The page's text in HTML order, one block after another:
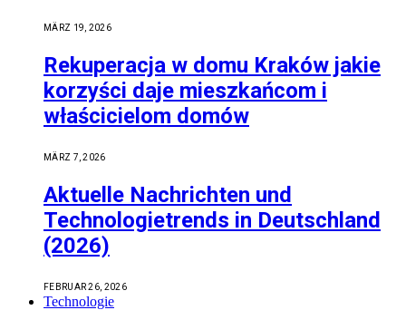
MÄRZ 19, 2026
Rekuperacja w domu Kraków jakie
korzyści daje mieszkańcom i
właścicielom domów
MÄRZ 7, 2026
Aktuelle Nachrichten und
Technologietrends in Deutschland
(2026)
FEBRUAR 26, 2026
Technologie